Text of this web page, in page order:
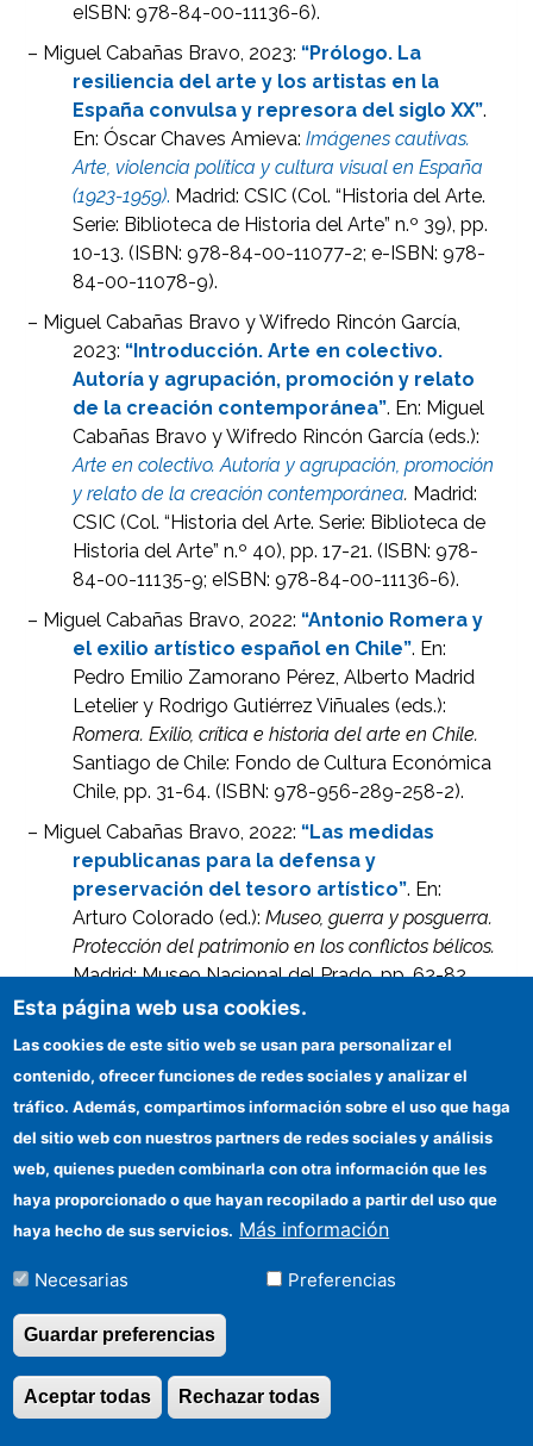
eISBN: 978-84-00-11136-6).
– Miguel Cabañas Bravo, 2023: “Prólogo. La
resiliencia del arte y los artistas en la
España convulsa y represora del siglo XX”.
En: Óscar Chaves Amieva:Imágenes cautivas.
Arte, violencia política y cultura visual en España
(1923-1959). Madrid: CSIC (Col. “Historia del Arte.
Serie: Biblioteca de Historia del Arte” n.º 39), pp.
10-13. (ISBN: 978-84-00-11077-2; e-ISBN: 978-
84-00-11078-9).
– Miguel Cabañas Bravo y Wifredo Rincón García,
2023: “Introducción. Arte en colectivo.
Autoría y agrupación, promoción y relato
de la creación contemporánea”. En: Miguel
Cabañas Bravo y Wifredo Rincón García (eds.):
Arte en colectivo. Autoría y agrupación, promoción
y relato de la creación contemporánea. Madrid:
CSIC (Col. “Historia del Arte. Serie: Biblioteca de
Historia del Arte” n.º 40), pp. 17-21. (ISBN: 978-
84-00-11135-9; eISBN: 978-84-00-11136-6).
– Miguel Cabañas Bravo, 2022: “Antonio Romera y
el exilio artístico español en Chile”. En:
Pedro Emilio Zamorano Pérez, Alberto Madrid
Letelier y Rodrigo Gutiérrez Viñuales (eds.):
Romera. Exilio, crítica e historia del arte en Chile.
Santiago de Chile: Fondo de Cultura Económica
Chile, pp. 31-64. (ISBN: 978-956-289-258-2).
– Miguel Cabañas Bravo, 2022: “Las medidas
republicanas para la defensa y
preservación del tesoro artístico”. En:
Arturo Colorado (ed.):Museo, guerra y posguerra.
Protección del patrimonio en los conflictos bélicos.
Madrid: Museo Nacional del Prado, pp. 62-82.
(ISBN: 978-84-8480-576-29.
– Miguel Cabañas Bravo, 2022:“Renau en guerra.
La salvaguarda y protección del arte en
tiempos bélicos”.En: Enric Olivares Torres
(comisario):Josep Renau y el tiempo de las
imágenes.
(Cat. expo.). Valencia: Diputación de
6).
Rodríguez Luna. Forja, andanza y retorno
de un artista exiliado”
Martínez (ed.):Encuentro internacional del exilio
republicano. Córdoba: Diputación Provincial de
Córdoba, pp. 201-212. (D. L.: CO-233-2021).
Esta página web usa cookies.
Las cookies de este sitio web se usan para personalizar el
contenido, ofrecer funciones de redes sociales y analizar el
tráfico. Además, compartimos información sobre el uso que haga
del sitio web con nuestros partners de redes sociales y análisis
web, quienes pueden combinarla con otra información que les
haya proporcionado o que hayan recopilado a partir del uso que
haya hecho de sus servicios. Más información
Necesarias Preferencias
Guardar preferencias
Rechazar todas
Aceptar todas